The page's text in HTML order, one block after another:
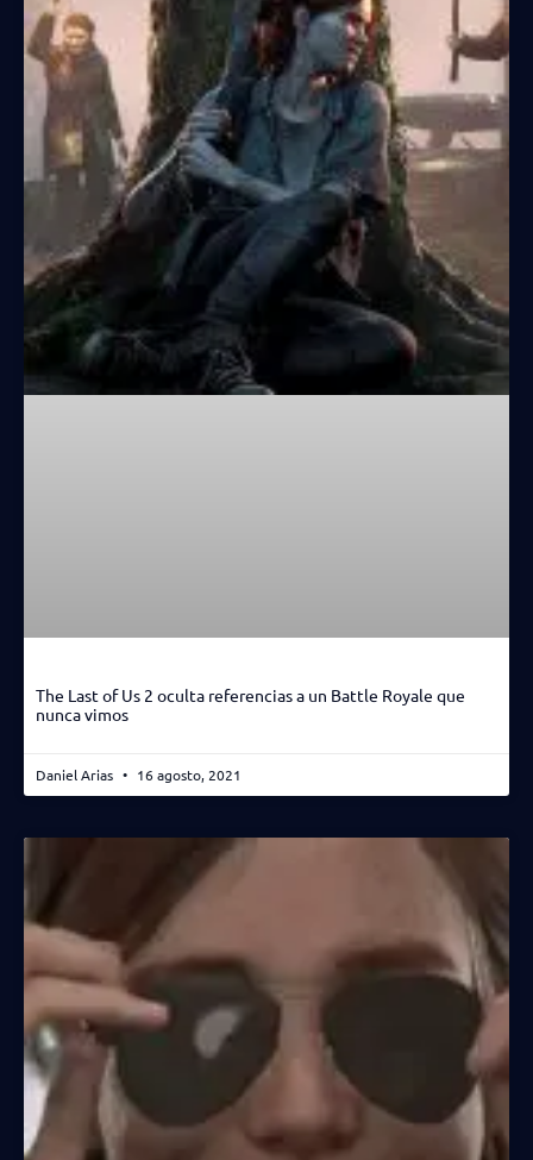
The Last of Us 2 oculta referencias a un Battle Royale que
nunca vimos
Daniel Arias 16 agosto, 2021